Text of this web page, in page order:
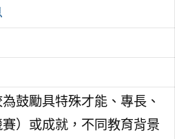
鼓勵具特殊才能、專長、
）或成就，不同教育背景